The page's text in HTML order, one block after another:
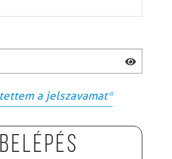
a jelszavamat*
Belépés